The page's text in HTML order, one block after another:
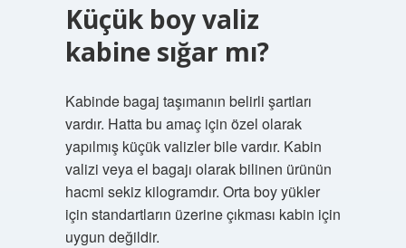
Küçük boy valiz
kabine sığar mı?
Kabinde bagaj taşımanın belirli şartları
vardır. Hatta bu amaç için özel olarak
yapılmış küçük valizler bile vardır. Kabin
valizi veya el bagajı olarak bilinen ürünün
hacmi sekiz kilogramdır. Orta boy yükler
için standartların üzerine çıkması kabin için
uygun değildir.